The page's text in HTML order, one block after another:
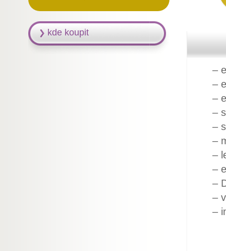
–
–
–
–
–
–
–
–
–
–
–
kde koupit